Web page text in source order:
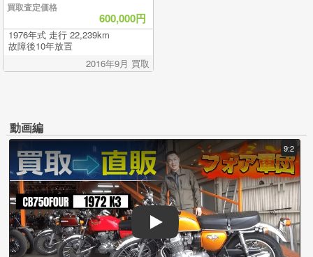
買取査定価格
600,000円
1976年式 走行 22,239km
故障後10年放置
2016年9月 買取
動画編
9:2
Play